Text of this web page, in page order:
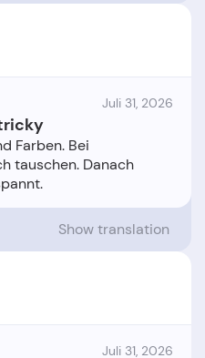
Juli 31, 2026
Farben. Bei
tauschen. Danach
Show translation
Juli 31, 2026